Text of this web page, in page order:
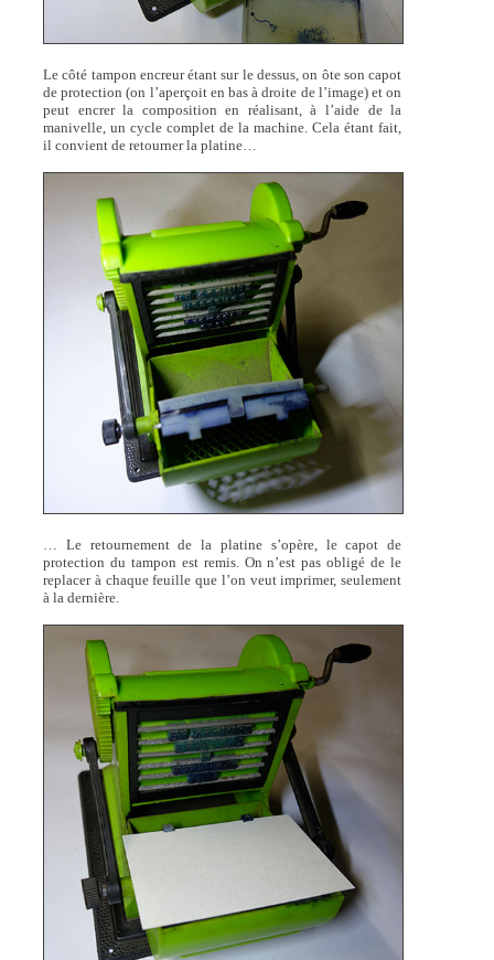
Le côté tampon encreur étant sur le dessus, on ôte son capot
de protection (on l’aperçoit en bas à droite de l’image) et on
peut encrer la composition en réalisant, à l’aide de la
manivelle, un cycle complet de la machine. Cela étant fait,
il convient de retourner la platine…
… Le retournement de la platine s’opère, le capot de
protection du tampon est remis. On n’est pas obligé de le
replacer à chaque feuille que l’on veut imprimer, seulement
à la dernière.